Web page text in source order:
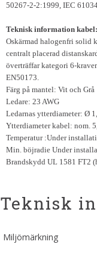
50267-2-2:1999, IEC
Teknisk information kabel:
Oskärmad halogenfri solid
centralt placerad
överträffar kategori 6-
EN50173.
Färg på mantel: Vit och Grå
Ledare: 23 AWG
Ledarnas ytterdiameter: Ø
Ytterdiameter kabel: nom.
Temperatur :Under
Min. böjradie Under
Brandskydd UL 1581 FT2
Teknisk
Miljömärkning